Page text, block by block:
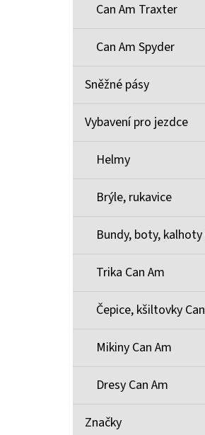
Can Am Traxter
Can Am Spyder
Sněžné pásy
Vybavení pro jezdce
Helmy
Brýle, rukavice
Bundy, boty, kalhoty
Trika Can Am
Čepice, kšiltovky
Mikiny Can Am
Dresy Can Am
Značky